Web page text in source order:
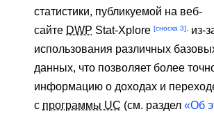
статистики, публикуемой на веб-
сайте DWP Stat-Xplore [сноска 3],
из-
использования различных
данных, что позволяет более
информацию о доходах и
с программы UC (см. раздел «Об